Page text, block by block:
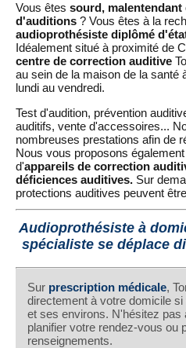
Vous êtes sourd, malentendant
d'auditions ? Vous êtes à la
audioprothésiste diplômé
Idéalement situé à proximité de
centre de correction auditive
au sein de la maison de la santé
lundi au vendredi.
Test d'audition, prévention
auditifs, vente d'accessoires...
nombreuses prestations afin de
Nous vous proposons
d'appareils de correction
déficiences auditives. Sur
protections auditives peuvent
Audioprothésiste à
spécialiste se déplace
Sur prescription médicale,
directement à votre domicile
et ses environs. N'hésitez pas
planifier votre rendez-vous ou
renseignements.